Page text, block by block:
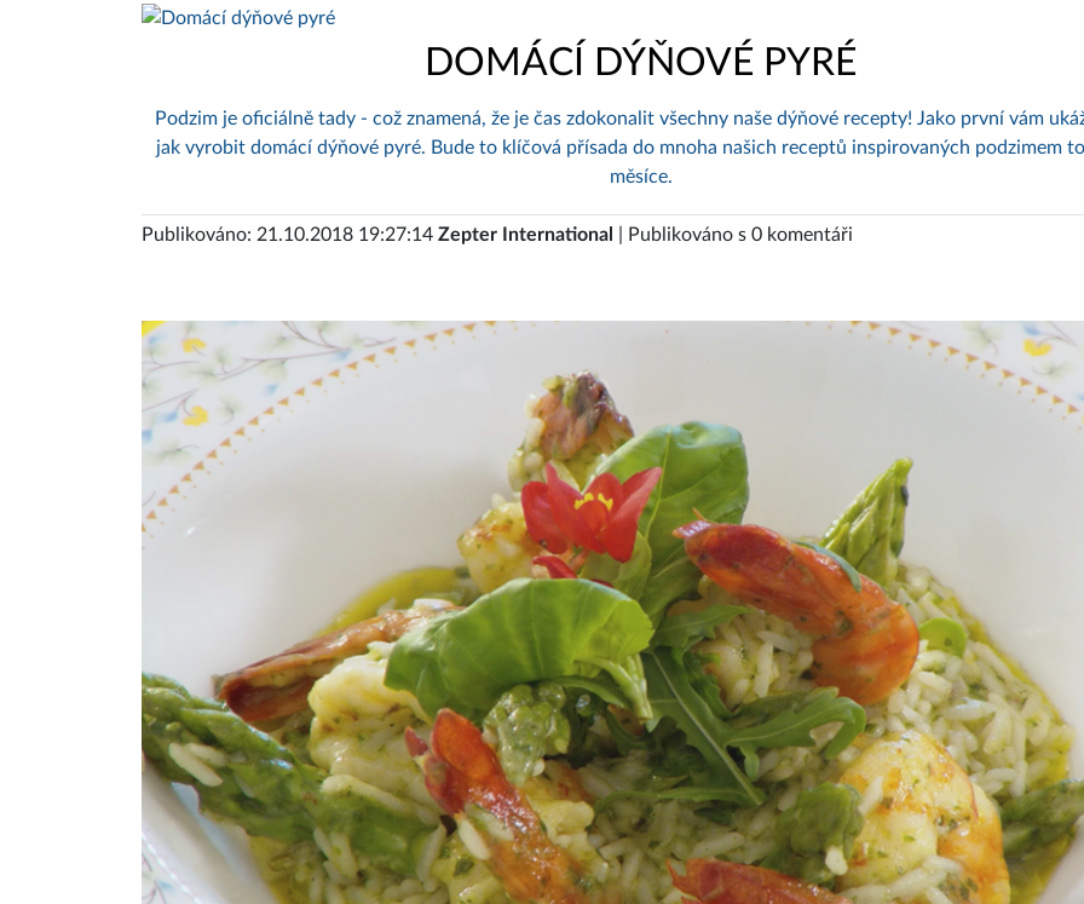
DOMÁCÍ DÝŇOVÉ PYRÉ
Podzim je oficiálně tady - což znamená, že je čas zdokonalit všechny naše dýňové recepty! Jako první vám
jak vyrobit domácí dýňové pyré. Bude to klíčová přísada do mnoha našich receptů inspirovaných podzimem
měsíce.
Publikováno: 21.10.2018 19:27:14 Zepter International | Publikováno s 0 komentáři